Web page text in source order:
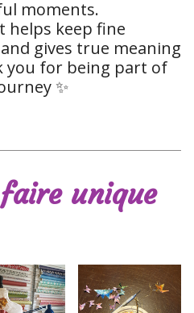
moments.
helps keep fine
gives true meaning
you for being part of
✨
unique